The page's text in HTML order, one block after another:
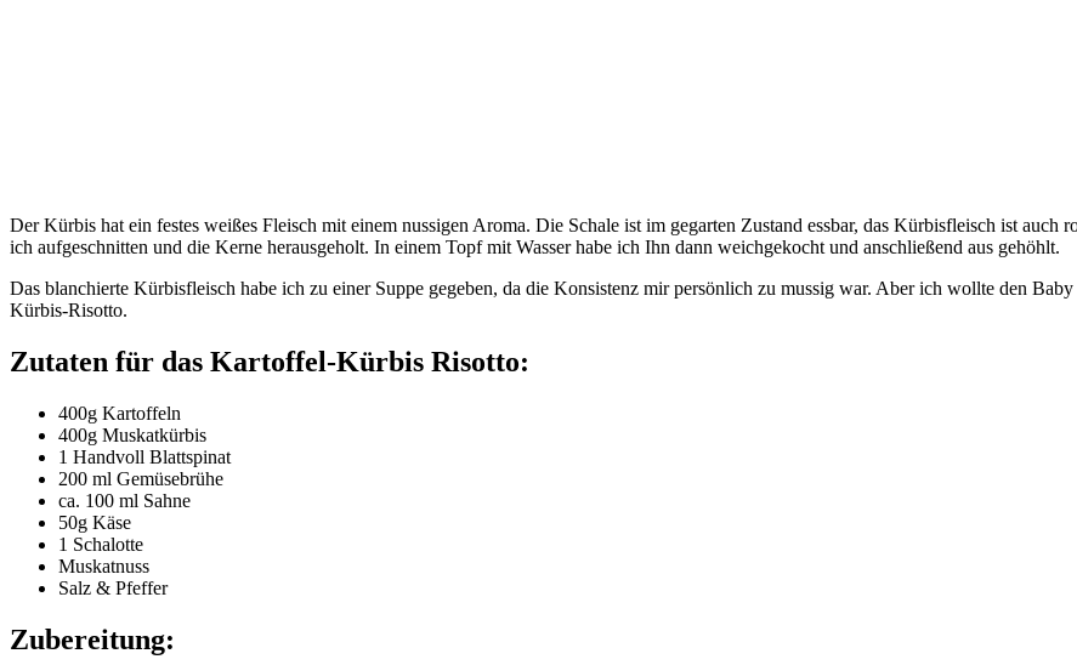
Der Kürbis hat ein festes weißes Fleisch mit einem nussigen Aroma. Die Schale ist im gegarten Zustand essbar, das Kürbisfleisch ist
ich aufgeschnitten und die Kerne herausgeholt. In einem Topf mit Wasser habe ich Ihn dann weichgekocht und anschließend aus gehöhlt.
Das blanchierte Kürbisfleisch habe ich zu einer Suppe gegeben, da die Konsistenz mir persönlich zu mussig war. Aber ich wollte den
Kürbis-Risotto.
Zutaten für das Kartoffel-Kürbis Risotto:
400g Kartoffeln
400g Muskatkürbis
1 Handvoll Blattspinat
200 ml Gemüsebrühe
ca. 100 ml Sahne
50g Käse
1 Schalotte
Muskatnuss
Salz & Pfeffer
Zubereitung: